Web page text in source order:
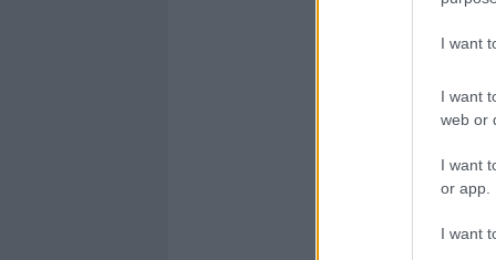
I want
I want
web or
I want
or app.
I want